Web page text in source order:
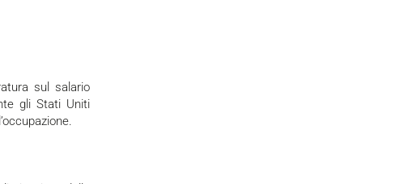
gli Stati Uniti